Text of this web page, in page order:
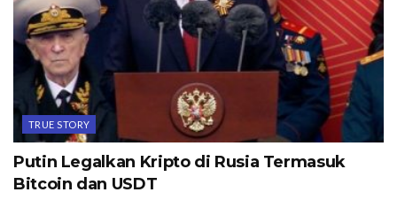
TRUE STORY
Putin Legalkan Kripto di Rusia Termasuk
Bitcoin dan USDT